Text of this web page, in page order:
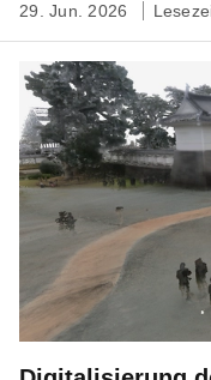
29. Jun. 2026